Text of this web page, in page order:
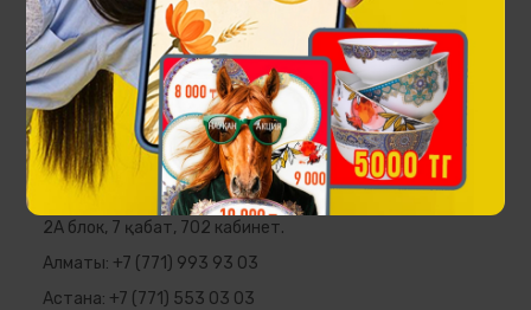
EMPIRE
Қазақстан Республикасы, Алматы қаласы,
Әл-Фараби даңғылы, 5, «Нұрлы Тау» ҚФК,
2А блок, 7 қабат, 702 кабинет.
Алматы: +7 (771) 993 93 03
Астана: +7 (771) 553 03 03